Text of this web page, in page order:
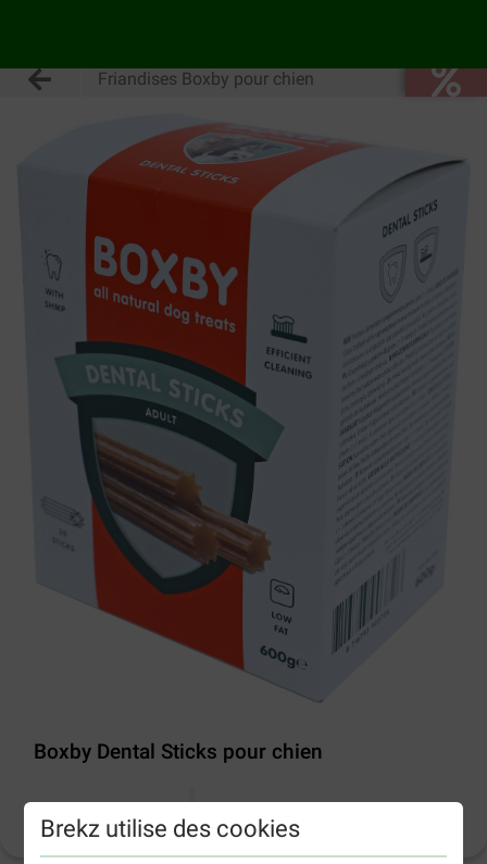
Brekz utilise des cookies
Friandises Boxby pour chien
Boxby Dental Sticks pour chien
(11 Informations sur le produit